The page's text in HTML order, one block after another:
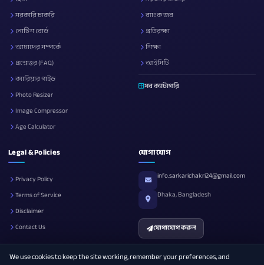
সরকারি চাকরি
নোটিশ বোর্ড
আমাদের সম্পর্কে
প্রশ্নোত্তর (FAQ)
ক্যারিয়ার গাইড
Photo Resizer
Image Compressor
Age Calculator
ব্যাংক জব
প্রতিরক্ষা
শিক্ষা
আইসিটি
সব ক্যাটাগরি
Legal & Policies
Privacy Policy
Terms of Service
Disclaimer
Contact Us
যোগাযোগ
info.sarkarichakri24@gmail.com
Dhaka, Bangladesh
যোগাযোগ করুন
We use cookies to keep the site working, remember your preferences, and